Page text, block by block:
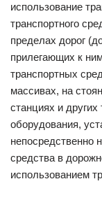
использование
транспортного
пределах дорог
прилегающих к
транспортных
массивах, на
станциях и
оборудования,
непосредственно
средства в
использованием